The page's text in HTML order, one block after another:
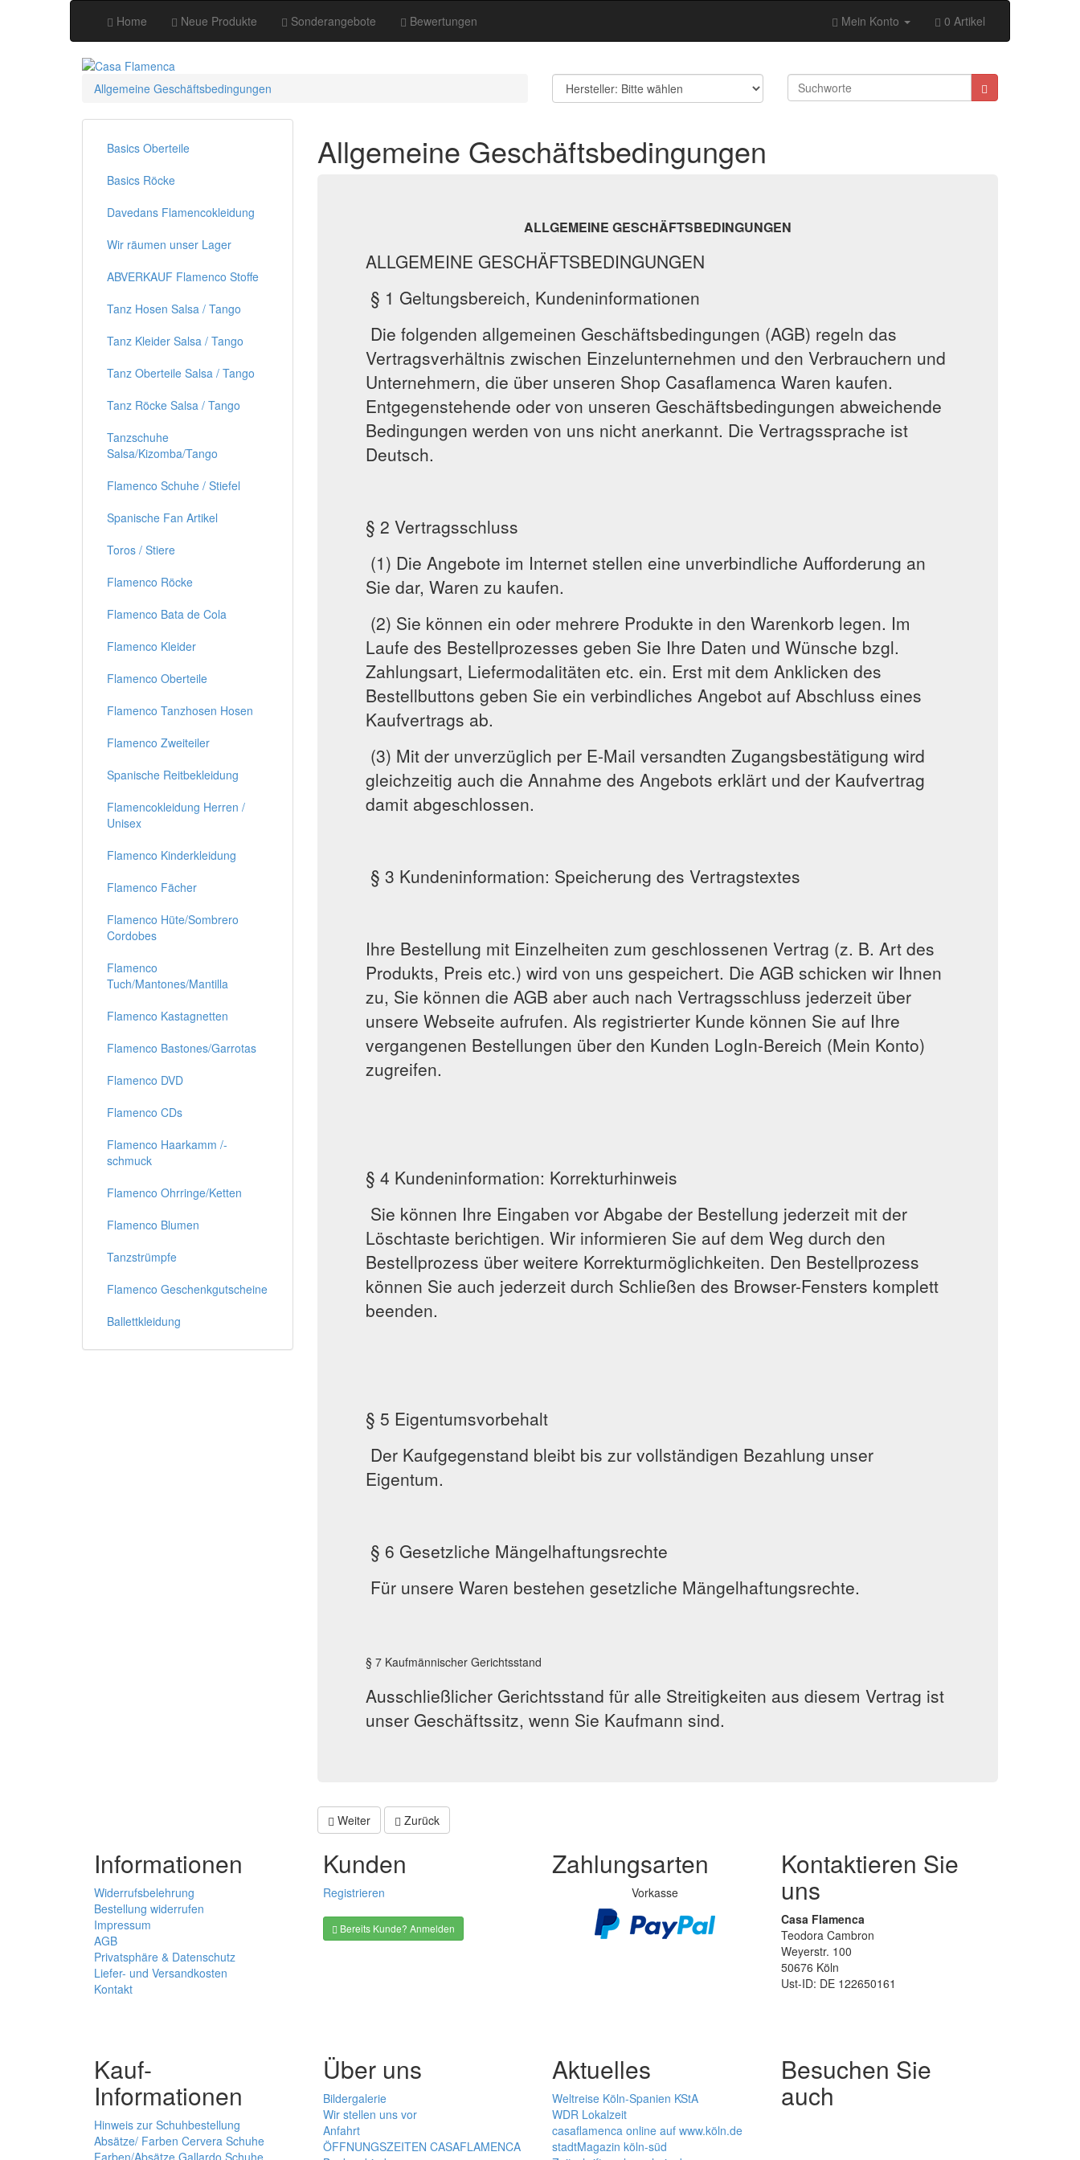
Home Neue Produkte Sonderangebote Bewertungen Mein Konto 0 Artikel
Allgemeine Geschäftsbedingungen
Allgemeine Geschäftsbedingungen
ALLGEMEINE GESCHÄFTSBEDINGUNGEN
ALLGEMEINE GESCHÄFTSBEDINGUNGEN
§ 1 Geltungsbereich, Kundeninformationen
Die folgenden allgemeinen Geschäftsbedingungen (AGB) regeln das
Vertragsverhältnis zwischen Einzelunternehmen und den Verbrauchern und
Unternehmern, die über unseren Shop Casaflamenca Waren kaufen.
Entgegenstehende oder von unseren Geschäftsbedingungen abweichende
Bedingungen werden von uns nicht anerkannt. Die Vertragssprache ist
Deutsch.
§ 2 Vertragsschluss
(1) Die Angebote im Internet stellen eine unverbindliche Aufforderung an
Sie dar, Waren zu kaufen.
(2) Sie können ein oder mehrere Produkte in den Warenkorb legen. Im
Laufe des Bestellprozesses geben Sie Ihre Daten und Wünsche bzgl.
Zahlungsart, Liefermodalitäten etc. ein. Erst mit dem Anklicken des
Bestellbuttons geben Sie ein verbindliches Angebot auf Abschluss eines
Kaufvertrags ab.
(3) Mit der unverzüglich per E-Mail versandten Zugangsbestätigung wird
gleichzeitig auch die Annahme des Angebots erklärt und der Kaufvertrag
damit abgeschlossen.
§ 3 Kundeninformation: Speicherung des Vertragstextes
Ihre Bestellung mit Einzelheiten zum geschlossenen Vertrag (z. B. Art des
Produkts, Preis etc.) wird von uns gespeichert. Die AGB schicken wir Ihnen
zu, Sie können die AGB aber auch nach Vertragsschluss jederzeit über
unsere Webseite aufrufen. Als registrierter Kunde können Sie auf Ihre
vergangenen Bestellungen über den Kunden LogIn-Bereich (Mein Konto)
zugreifen.
§ 4 Kundeninformation: Korrekturhinweis
Sie können Ihre Eingaben vor Abgabe der Bestellung jederzeit mit der
Löschtaste berichtigen. Wir informieren Sie auf dem Weg durch den
Bestellprozess über weitere Korrekturmöglichkeiten. Den Bestellprozess
können Sie auch jederzeit durch Schließen des Browser-Fensters komplett
beenden.
§ 5 Eigentumsvorbehalt
Der Kaufgegenstand bleibt bis zur vollständigen Bezahlung unser
Eigentum.
§ 6 Gesetzliche Mängelhaftungsrechte
Für unsere Waren bestehen gesetzliche Mängelhaftungsrechte.
§ 7 Kaufmännischer Gerichtsstand
Ausschließlicher Gerichtsstand für alle Streitigkeiten aus diesem Vertrag ist
unser Geschäftssitz, wenn Sie Kaufmann sind.
Weiter Zurück
Basics Oberteile
Basics Röcke
Davedans Flamencokleidung
Wir räumen unser Lager
ABVERKAUF Flamenco Stoffe
Tanz Hosen Salsa / Tango
Tanz Kleider Salsa / Tango
Tanz Oberteile Salsa / Tango
Tanz Röcke Salsa / Tango
Tanzschuhe
Salsa/Kizomba/Tango
Flamenco Schuhe / Stiefel
Spanische Fan Artikel
Toros / Stiere
Flamenco Röcke
Flamenco Bata de Cola
Flamenco Kleider
Flamenco Oberteile
Flamenco Tanzhosen Hosen
Flamenco Zweiteiler
Spanische Reitbekleidung
Flamencokleidung Herren /
Unisex
Flamenco Kinderkleidung
Flamenco Fächer
Flamenco Hüte/Sombrero
Cordobes
Flamenco
Tuch/Mantones/Mantilla
Flamenco Kastagnetten
Flamenco Bastones/Garrotas
Flamenco DVD
Flamenco CDs
Flamenco Haarkamm /-
schmuck
Flamenco Ohrringe/Ketten
Flamenco Blumen
Tanzstrümpfe
Flamenco Geschenkgutscheine
Ballettkleidung
Informationen
Widerrufsbelehrung
Bestellung widerrufen
Impressum
AGB
Privatsphäre & Datenschutz
Liefer- und Versandkosten
Kontakt
Kunden
Registrieren
Bereits Kunde? Anmelden
Zahlungsarten
Vorkasse
Kontaktieren Sie
uns
Casa Flamenca
Teodora Cambron
Weyerstr. 100
50676 Köln
Ust-ID: DE 122650161
Kauf-
Informationen
Hinweis zur Schuhbestellung
Absätze/ Farben Cervera Schuhe
Farben/Absätze Gallardo Schuhe
Über uns
Bildergalerie
Wir stellen uns vor
Anfahrt
ÖFFNUNGSZEITEN CASAFLAMENCA
Aktuelles
Weltreise Köln-Spanien KStA
WDR Lokalzeit
casaflamenca online auf www.köln.de
stadtMagazin köln-süd
Besuchen Sie
auch